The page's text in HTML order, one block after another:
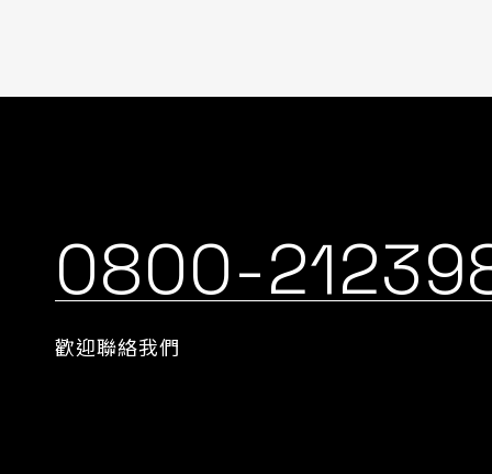
0800-
歡迎聯絡我們